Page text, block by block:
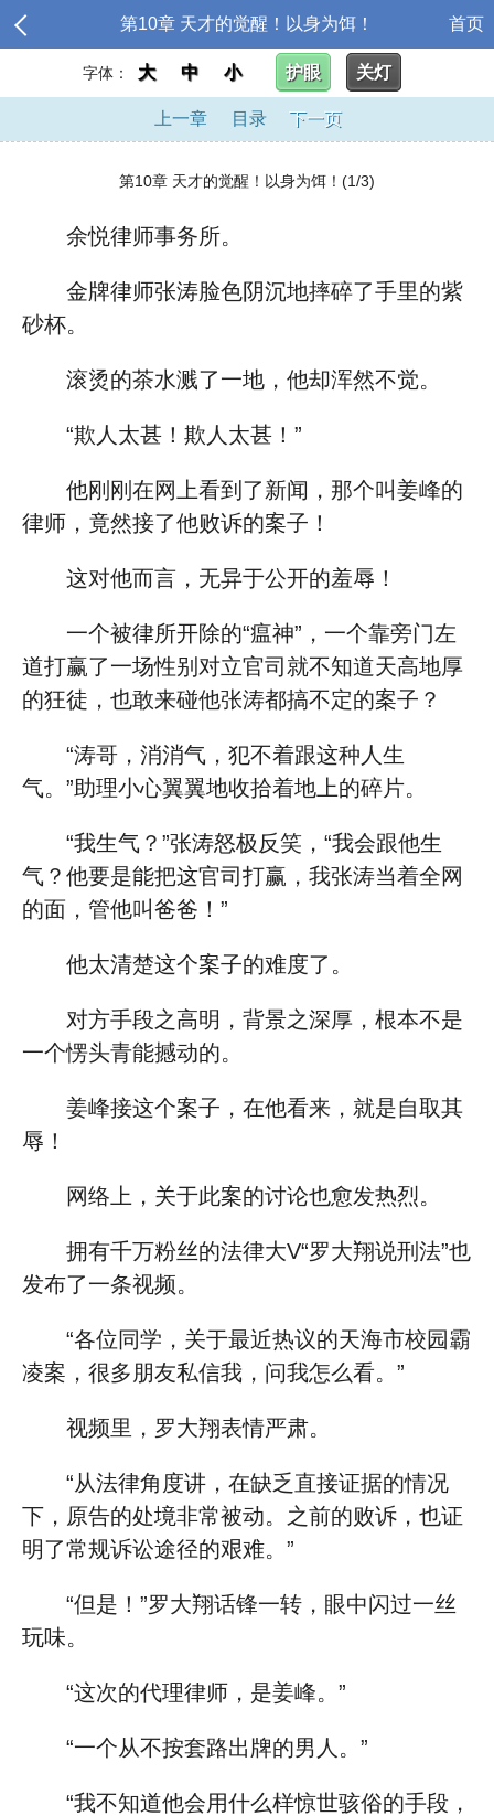
第10章 天才的觉醒！以身为饵！ 首页
字体： 大 中 小 护眼 关灯
上一章 目录 下一页
第10章 天才的觉醒！以身为饵！(1/3)
余悦律师事务所。
金牌律师张涛脸色阴沉地摔碎了手里的紫
砂杯。
滚烫的茶水溅了一地，他却浑然不觉。
“欺人太甚！欺人太甚！”
他刚刚在网上看到了新闻，那个叫姜峰的
律师，竟然接了他败诉的案子！
这对他而言，无异于公开的羞辱！
一个被律所开除的“瘟神”，一个靠旁门左
道打赢了一场性别对立官司就不知道天高地厚
的狂徒，也敢来碰他张涛都搞不定的案子？
“涛哥，消消气，犯不着跟这种人生
气。”助理小心翼翼地收拾着地上的碎片。
“我生气？”张涛怒极反笑，“我会跟他生
气？他要是能把这官司打赢，我张涛当着全网
的面，管他叫爸爸！”
他太清楚这个案子的难度了。
对方手段之高明，背景之深厚，根本不是
一个愣头青能撼动的。
姜峰接这个案子，在他看来，就是自取其
辱！
网络上，关于此案的讨论也愈发热烈。
拥有千万粉丝的法律大V“罗大翔说刑法”也
发布了一条视频。
“各位同学，关于最近热议的天海市校园霸
凌案，很多朋友私信我，问我怎么看。”
视频里，罗大翔表情严肃。
“从法律角度讲，在缺乏直接证据的情况
下，原告的处境非常被动。之前的败诉，也证
明了常规诉讼途径的艰难。”
“但是！”罗大翔话锋一转，眼中闪过一丝
玩味。
“这次的代理律师，是姜峰。”
“一个从不按套路出牌的男人。”
“我不知道他会用什么样惊世骇俗的手段，